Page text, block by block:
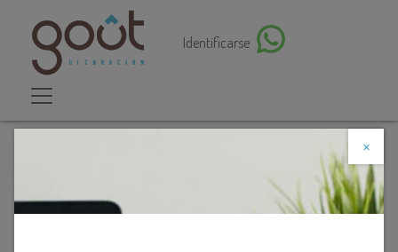
Identificarse
×
Descuento web
O.B GU10 Emp. Movil Red. Profundo P/Proyectos